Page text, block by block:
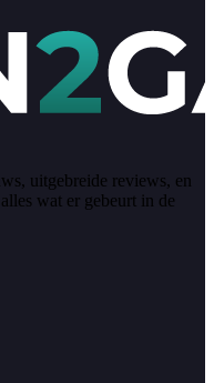
uitgebreide reviews, en
wat er gebeurt in de